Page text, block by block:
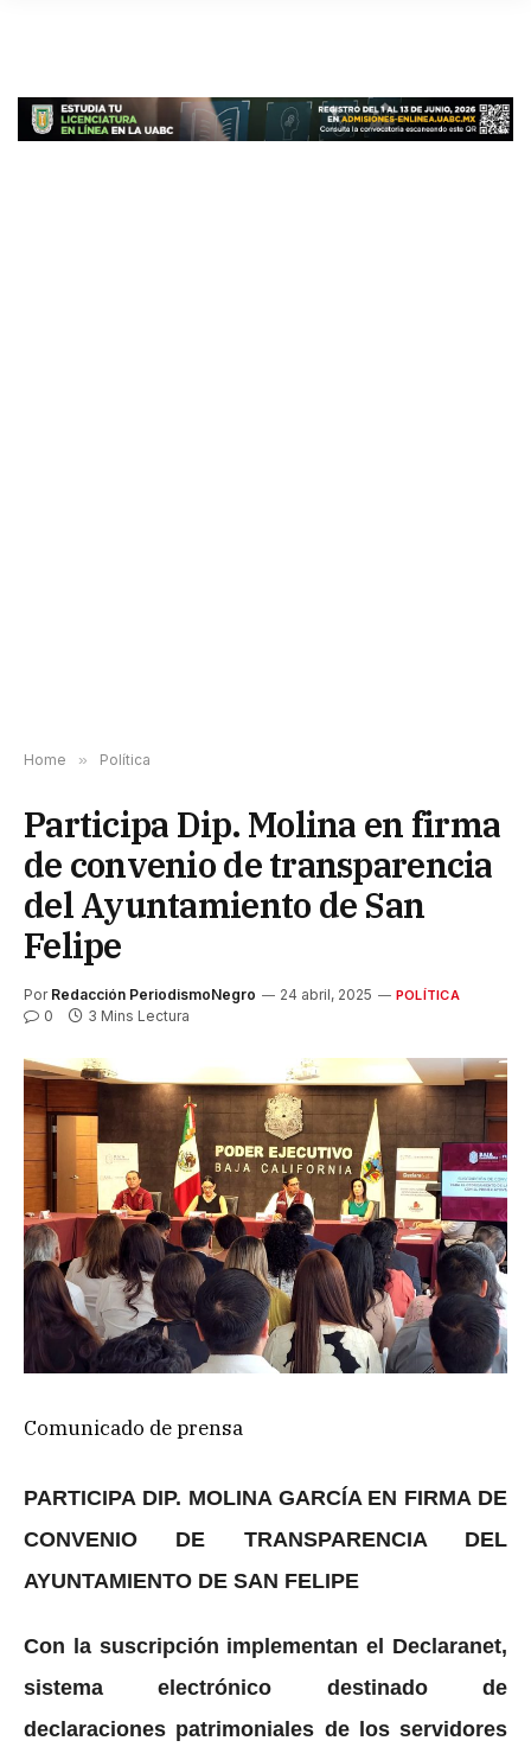
Home » Política
Participa Dip. Molina en firma
de convenio de transparencia
del Ayuntamiento de San
Felipe
Por Redacción PeriodismoNegro 24 abril, 2025 POLÍTICA
0 3 Mins Lectura
Comunicado de prensa
PARTICIPA DIP. MOLINA GARCÍA EN FIRMA DE
CONVENIO DE TRANSPARENCIA DEL
AYUNTAMIENTO DE SAN FELIPE
Con la suscripción implementan el Declaranet,
sistema electrónico destinado de
declaraciones patrimoniales de los servidores